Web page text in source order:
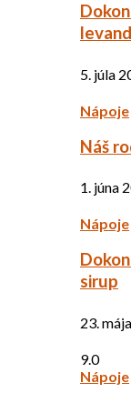
5. júla
Nápoje
Náš
1. júna
Nápoje
sirup
23.
9.0
Nápoje